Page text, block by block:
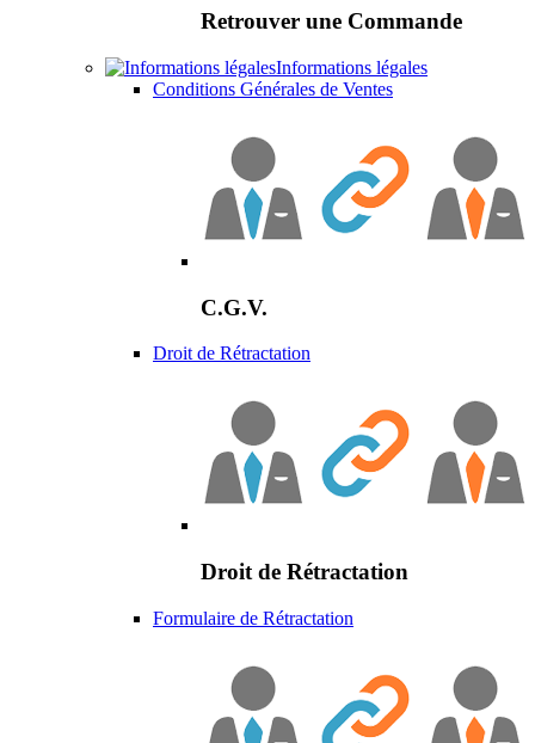
Retrouver une Commande
Informations légales
Conditions Générales de Ventes
C.G.V.
Droit de Rétractation
Droit de Rétractation
Formulaire de Rétractation